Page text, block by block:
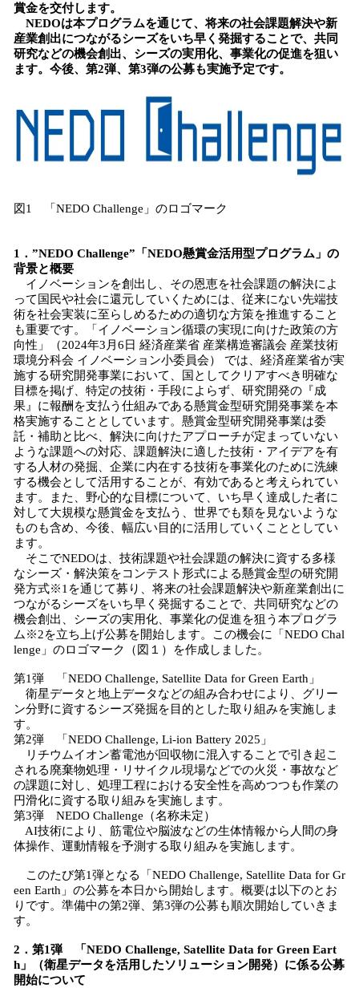
で
す
賞金を交付します。
NEDOは本プログラムを通じて、将来の社会課題解決や新
産業創出につながるシーズをいち早く発掘することで、共同
研究などの機会創出、シーズの実用化、事業化の促進を狙い
ます。今後、第2弾、第3弾の公募も実施予定です。
図1 「NEDO Challenge」のロゴマーク
1．”NEDO Challenge”「NEDO懸賞金活用型プログラム」の
背景と概要
イノベーションを創出し、その恩恵を社会課題の解決によ
って国民や社会に還元していくためには、従来にない先端技
術を社会実装に至らしめるための適切な方策を推進すること
も重要です。「イノベーション循環の実現に向けた政策の方
向性」（2024年3月6日 経済産業省 産業構造審議会 産業技術
環境分科会 イノベーション小委員会） では、経済産業省が実
施する研究開発事業において、国としてクリアすべき明確な
目標を掲げ、特定の技術・手段によらず、研究開発の『成
果』に報酬を支払う仕組みである懸賞金型研究開発事業を本
格実施することとしています。懸賞金型研究開発事業は委
託・補助と比べ、解決に向けたアプローチが定まっていない
ような課題への対応、課題解決に適した技術・アイデアを有
する人材の発掘、企業に内在する技術を事業化のために洗練
する機会として活用することが、有効であると考えられてい
ます。また、野心的な目標について、いち早く達成した者に
対して大規模な懸賞金を支払う、世界でも類を見ないような
ものも含め、今後、幅広い目的に活用していくこととしてい
ます。
そこでNEDOは、技術課題や社会課題の解決に資する多様
なシーズ・解決策をコンテスト形式による懸賞金型の研究開
発方式※1を通じて募り、将来の社会課題解決や新産業創出に
つながるシーズをいち早く発掘することで、共同研究などの
機会創出、シーズの実用化、事業化の促進を狙う本プログラ
ム※2を立ち上げ公募を開始します。この機会に「NEDO Chal
lenge」のロゴマーク（図１）を作成しました。
第1弾 「NEDO Challenge, Satellite Data for Green Earth」
衛星データと地上データなどの組み合わせにより、グリー
ン分野に資するシーズ発掘を目的とした取り組みを実施しま
す。
第2弾 「NEDO Challenge, Li-ion Battery 2025」
リチウムイオン蓄電池が回収物に混入することで引き起こ
される廃棄物処理・リサイクル現場などでの火災・事故など
の課題に対し、処理工程における安全性を高めつつも作業の
円滑化に資する取り組みを実施します。
第3弾 NEDO Challenge（名称未定）
AI技術により、筋電位や脳波などの生体情報から人間の身
体操作、運動情報を予測する取り組みを実施します。
このたび第1弾となる「NEDO Challenge, Satellite Data for Gr
een Earth」の公募を本日から開始します。概要は以下のとお
りです。準備中の第2弾、第3弾の公募も順次開始していきま
す。
2．第1弾 「NEDO Challenge, Satellite Data for Green Eart
h」（衛星データを活用したソリューション開発）に係る公募
開始について